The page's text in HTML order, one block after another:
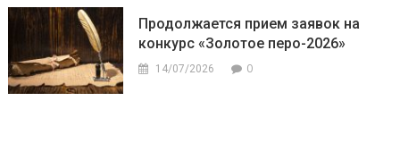
Продолжается прием заявок на
конкурс «Золотое перо-2026»
14/07/2026 0